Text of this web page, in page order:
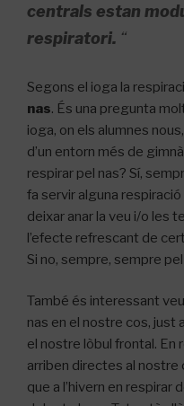
centrals estan
respiratori. “
Segons el ioga la
nas. És una pregunta
ioga, on els alumnes
d’un entorn més de
respirar pel nas? Sí,
fa servir alguna
deixar anar la veu i/o les
l’efecte refrescant de
Si no, sempre, sempre pel
També és interessant
nas en el nostre cos, just
el nostre lòbul frontal. En
arriben directes al nostre
que a l’hivern en respirar